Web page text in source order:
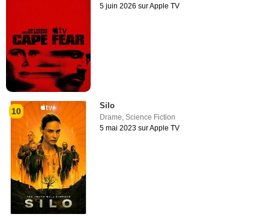
5 juin 2026 sur Apple TV
10
Silo
Drame,Science Fiction
5 mai 2023 sur Apple TV